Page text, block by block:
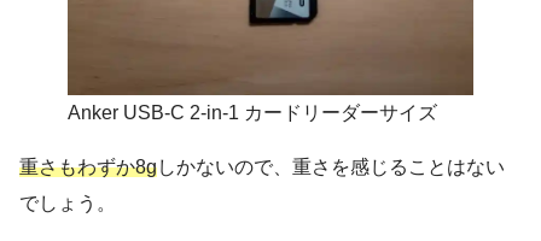
Anker USB-C 2-in-1 カードリーダーサイズ
重さもわずか8gしかないので、重さを感じることはない
でしょう。